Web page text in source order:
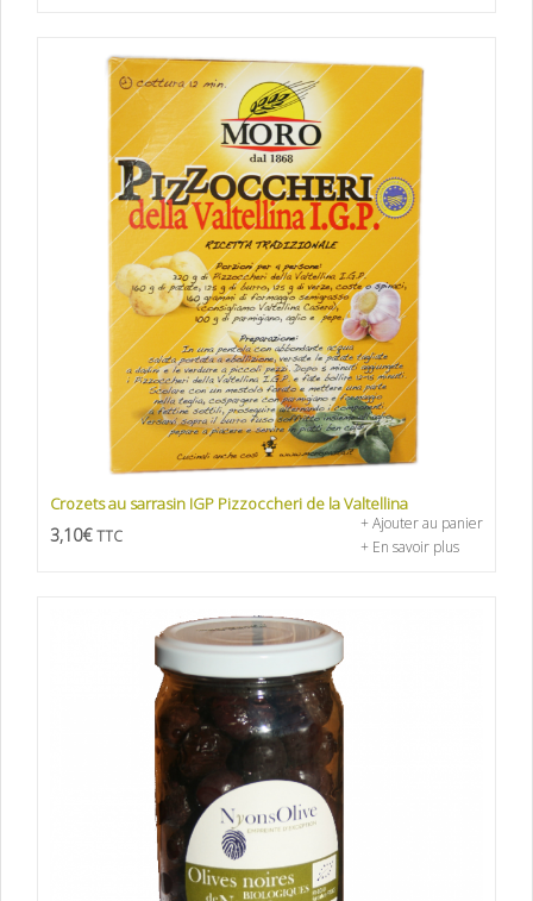
Crozets au sarrasin IGP Pizzoccheri de la Valtellina
3,10€ TTC
+ Ajouter au panier
+ En savoir plus